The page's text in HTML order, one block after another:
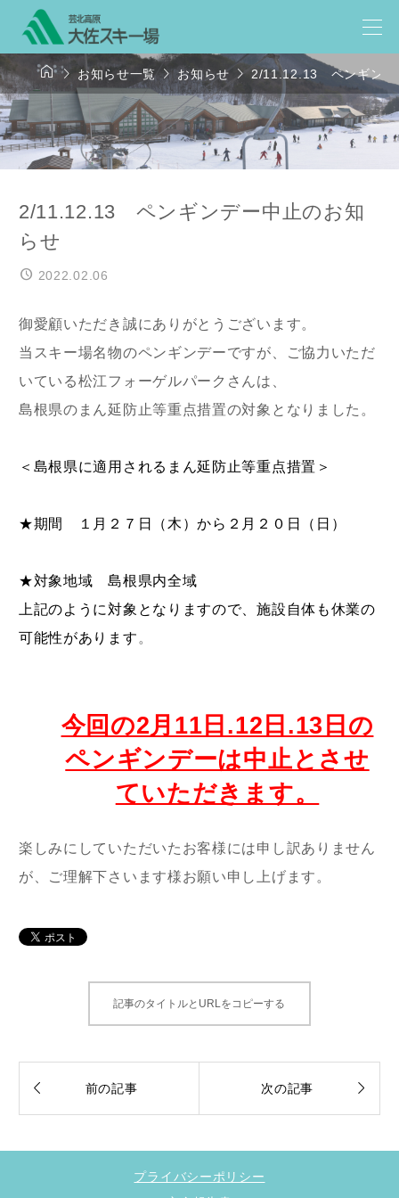
 お知らせ一覧お知らせ2/11.12.13 ペンギンデ
2/11.12.13 ペンギンデー中止のお知
らせ
2022.02.06
御愛顧いただき誠にありがとうございます。
当スキー場名物のペンギンデーですが、ご協力いただ
いている松江フォーゲルパークさんは、
島根県のまん延防止等重点措置の対象となりました。
＜島根県に適用されるまん延防止等重点措置＞
★期間 １月２７日（木）から２月２０日（日）
★対象地域 島根県内全域
上記のように対象となりますので、施設自体も休業の
可能性があります 。
今回の2月11日.12日.13日の
ペンギンデーは中止とさせ
ていただきます。
楽しみにしていただいたお客様には申し訳ありません
が、ご理解下さいます様お願い申し上げます。
記事のタイトルとURLをコピーする
 前の記事 次の記事 
プライバシーポリシー